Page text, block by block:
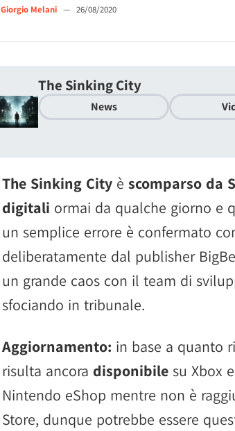
Giorgio Melani — 26/08/2020
The Sinking City
News
The Sinking City è scomparso da
digitali ormai da qualche giorno e
un semplice errore è confermato
deliberatamente dal publisher
un grande caos con il team di
sfociando in tribunale.
Aggiornamento: in base a quanto
risulta ancora disponibile su Xbox
Nintendo eShop mentre non è
Store, dunque potrebbe essere